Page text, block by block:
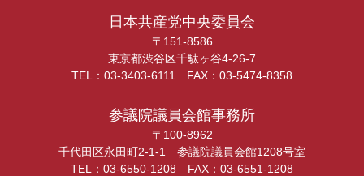
日本共産党中央委員会
〒151-8586
東京都渋谷区千駄ヶ谷4-26-7
TEL：03-3403-6111 FAX：03-5474-8358
参議院議員会館事務所
〒100-8962
千代田区永田町2-1-1 参議院議員会館1208号室
TEL：03-6550-1208 FAX：03-6551-1208